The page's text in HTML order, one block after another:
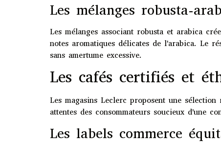
Les mélanges robusta-
Les mélanges associant robusta et arabica
notes aromatiques délicates de l'arabica. Le
sans amertume excessive.
Les cafés certifiés et
Les magasins Leclerc proposent une
attentes des consommateurs soucieux d'une
Les labels commerce